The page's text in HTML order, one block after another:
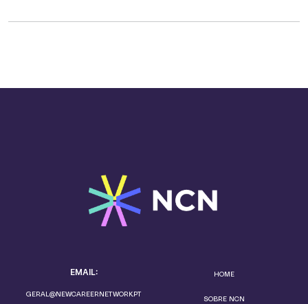
EMAIL:
GERAL@NEWCAREERNETWORK.PT
HOME
SOBRE NCN